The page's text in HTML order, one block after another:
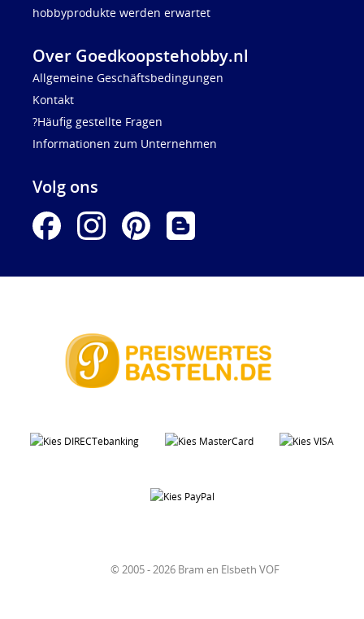
hobbyprodukte werden erwartet
Over Goedkoopstehobby.nl
Allgemeine Geschäftsbedingungen
Kontakt
?Häufig gestellte Fragen
Informationen zum Unternehmen
Volg ons
© 2005 - 2026 Bram en Elsbeth VOF